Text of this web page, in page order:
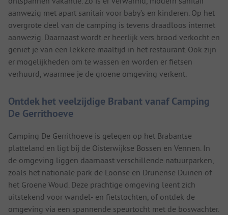
aanwezig met apart sanitair voor baby’s en kinderen. Op het
overgrote deel van de camping is tevens draadloos internet
aanwezig. Daarnaast wordt er heerlijk vers brood verkocht en
geniet je van een lekkere maaltijd in het restaurant. Ook zijn
er mogelijkheden om te wassen en worden er fietsen
verhuurd, waarmee je de groene omgeving verkent.
Ontdek het veelzijdige Brabant vanaf Camping
De Gerrithoeve
Camping De Gerrithoeve is gelegen op het Brabantse
platteland en ligt bij de Oisterwijkse Bossen en Vennen. In
de omgeving liggen daarnaast verschillende natuurparken,
zoals het nationale park de Loonse en Drunense Duinen of
het Groene Woud. Deze prachtige omgeving leent zich
uitstekend voor wandel- en fietstochten, of ontdek de
omgeving via een spannende speurtocht met de boswachter.